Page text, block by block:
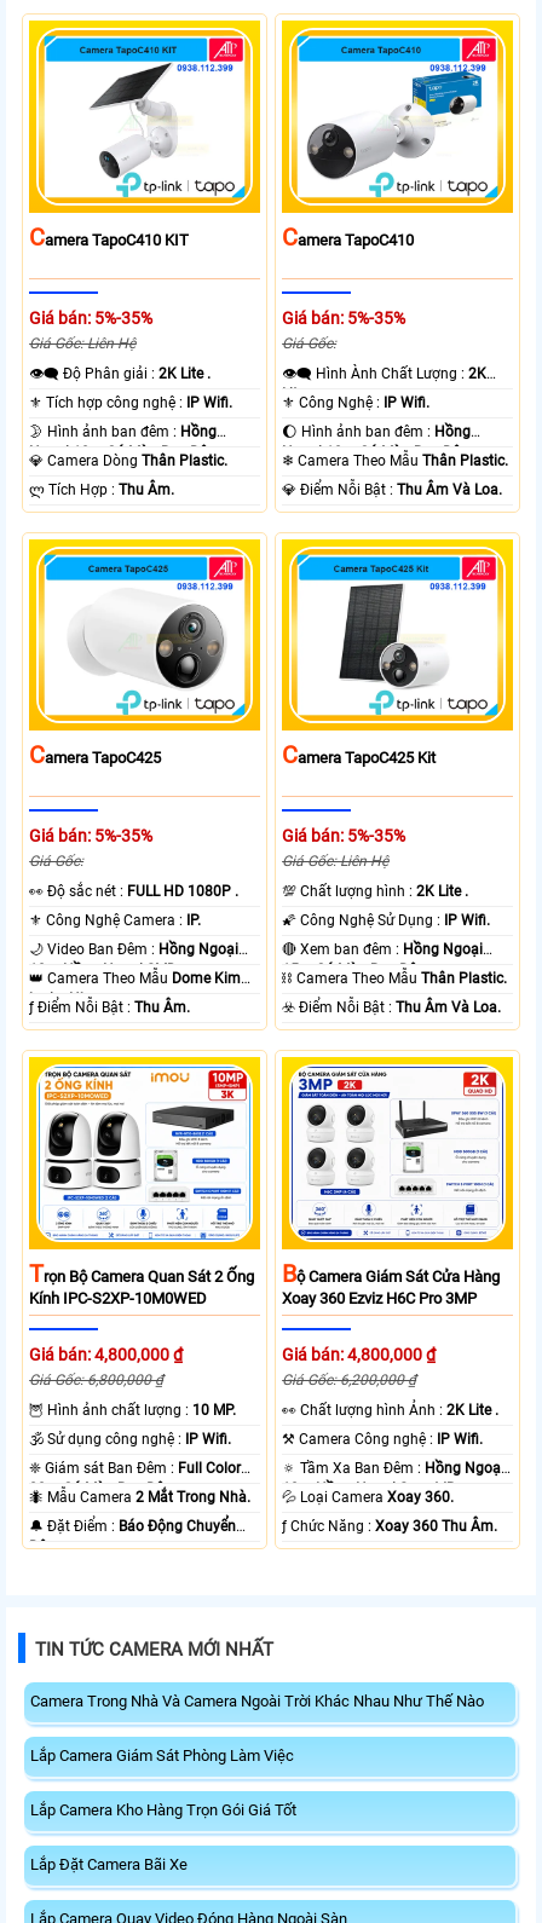
CAmera TapoC410 KIT
Giá bán: 5%-35%
Giá Gốc: Liên Hệ
👁️‍🗨 Độ Phân giải :2K Lite .
⚜️ Tích hợp công nghệ : IP Wifi.
🌛 Hình ảnh ban đêm : Hồng
Ngoại 10m Có Màu Ban Ðêm.
💎 Camera DòngThân Plastic.
️ლ Tích Hợp :Thu Âm.
CAmera TapoC410
Giá bán: 5%-35%
Giá Gốc:
👁️‍🗨 Hình Ành Chất Lượng :2K
Lite .
⚜️ Công Nghệ : IP Wifi.
🌔 Hình ảnh ban đêm : Hồng
Ngoại 10m Có Màu Ban Ðêm.
❄ Camera Theo MẫuThân Plastic.
️💎 Điểm Nỗi Bật :Thu Âm Và Loa.
CAmera TapoC425
Giá bán: 5%-35%
Giá Gốc:
️👀 Độ sắc nét : FULL HD 1080P .
⚜️ Công Nghệ Camera :
IP.
🌙 Video Ban Đêm : Hồng Ngoại
10m Hồng Ngoại SMD.
👑 Camera Theo Mẫu Dome Kim
loại + Nhựa.
️ƒ Điểm Nỗi Bật :Thu Âm.
CAmera TapoC425 Kit
Giá bán: 5%-35%
Giá Gốc: Liên Hệ
💯 Chất lượng hình :2K Lite .
🌠 Công Nghệ Sử Dụng :
IP Wifi.
🔴 Xem ban đêm : Hồng Ngoại
15m Có Màu Ban Ðêm.
⛓ Camera Theo MẫuThân Plastic.
️☣️ Điểm Nỗi Bật :Thu Âm Và Loa.
TRọn Bộ Camera Quan Sát 2 Ống
Kính IPC-S2XP-10M0WED
Giá bán: 4,800,000 ₫
Giá Gốc: 6,800,000 ₫
🦉 Hình ảnh chất lượng : 10 MP.
🕉️ Sử dụng công nghệ :
IP Wifi.
❈ Giám sát Ban Đêm : Full Color
20m Có Màu Ban Ðêm.
🐜 Mẫu Camera2 Mắt Trong Nhà.
️🔔 Đặt Điểm : Báo Động Chuyển
Động.
BỘ Camera Giám Sát Cửa Hàng
Xoay 360 Ezviz H6C Pro 3MP
Giá bán: 4,800,000 ₫
Giá Gốc: 6,200,000 ₫
️👀 Chất lượng hình Ảnh :2K Lite .
⚒ Camera Công nghệ :
IP Wifi.
🔅 Tầm Xa Ban Đêm : Hồng Ngoại
10m Hồng Ngoại Smart IR.
💦 Loại CameraXoay 360.
️ƒ Chức Năng :Xoay 360 Thu Âm.
TIN TỨC CAMERA MỚI NHẤT
Camera Trong Nhà Và Camera Ngoài Trời Khác Nhau Như Thế Nào
Lắp Camera Giám Sát Phòng Làm Việc
Lắp Camera Kho Hàng Trọn Gói Giá Tốt
Lắp Đặt Camera Bãi Xe
Lắp Camera Quay Video Đóng Hàng Ngoài Sàn